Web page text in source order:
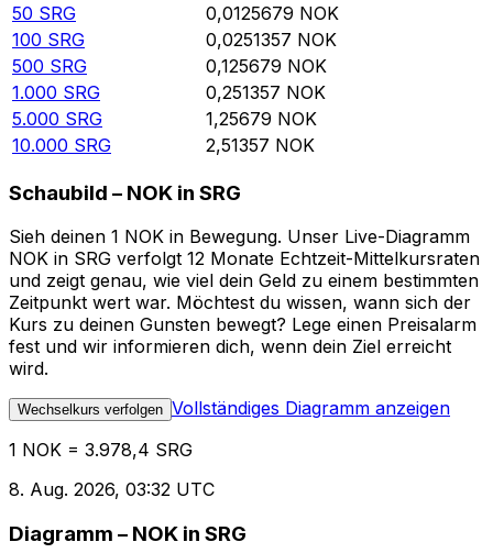
50 SRG 0,0125679 NOK
100 SRG 0,0251357 NOK
500 SRG 0,125679 NOK
1.000 SRG 0,251357 NOK
5.000 SRG 1,25679 NOK
10.000 SRG 2,51357 NOK
Schaubild – NOK in SRG
Sieh deinen 1 NOK in Bewegung. Unser Live-Diagramm
NOK in SRG verfolgt 12 Monate Echtzeit-Mittelkursraten
und zeigt genau, wie viel dein Geld zu einem bestimmten
Zeitpunkt wert war. Möchtest du wissen, wann sich der
Kurs zu deinen Gunsten bewegt? Lege einen Preisalarm
fest und wir informieren dich, wenn dein Ziel erreicht
wird.
Wechselkurs verfolgen Vollständiges Diagramm anzeigen
1 NOK = 3.978,4 SRG
8. Aug. 2026, 03:32 UTC
Diagramm – NOK in SRG